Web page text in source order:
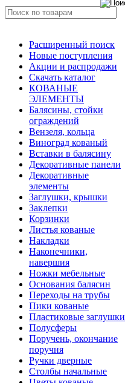
Расширенный поиск
Новые поступления
Акции и распродажи
Скачать каталог
КОВАНЫЕ
ЭЛЕМЕНТЫ
Балясины, стойки
ограждений
Вензеля, кольца
Виноград кованый
Вставки в балясину
Декоративные панели
Декоративные
элементы
Заглушки, крышки
Заклепки
Корзинки
Листья кованые
Накладки
Наконечники,
навершия
Ножки мебельные
Основания балясин
Переходы на трубы
Пики кованые
Пластиковые заглушки
Полусферы
Поручень, окончание
поручня
Ручки дверные
Столбы начальные